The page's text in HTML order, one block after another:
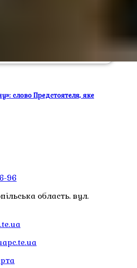
слово Предстоятеля, яке
96
область. вул.